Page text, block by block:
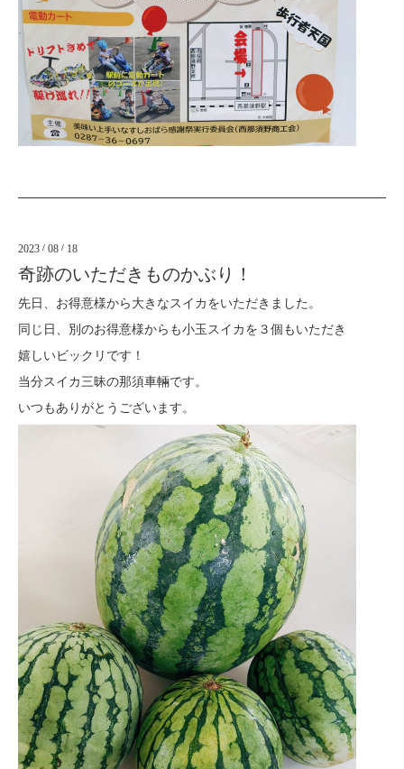
2023 / 08 / 18
奇跡のいただきものかぶり！
先日、お得意様から大きなスイカをいただきました。
同じ日、別のお得意様からも小玉スイカを３個もいただき
嬉しいビックリです！
当分スイカ三昧の那須車輛です。
いつもありがとうございます。